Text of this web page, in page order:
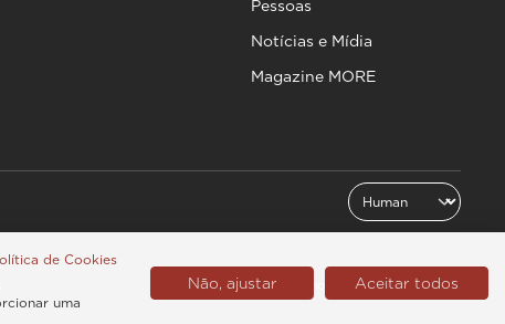
Pessoas
Notícias e Mídia
Magazine MORE
Latinoamérica (Português)
de Cookies
uma
Não, ajustar Aceitar todos